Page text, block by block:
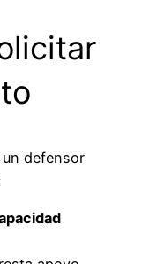
defensor